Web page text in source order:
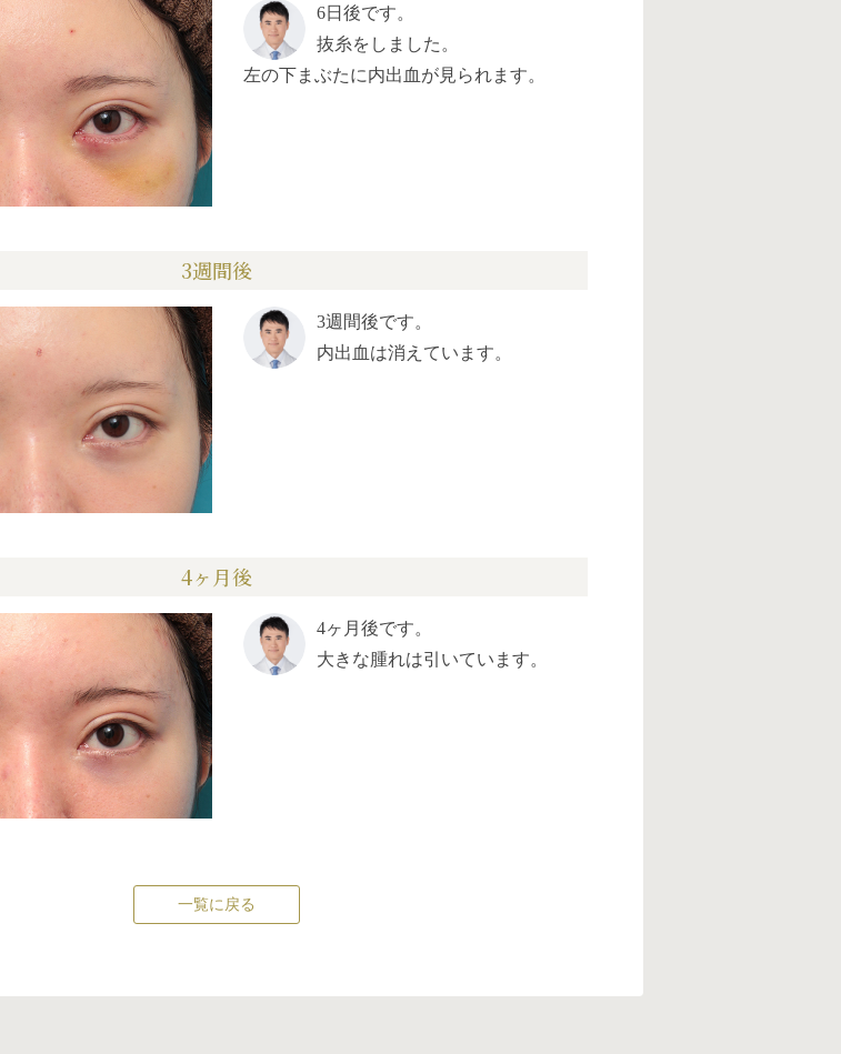
6日後です。
抜糸をしました。
左の下まぶたに内出血が見られます。
3週間後
3週間後です。
内出血は消えています。
4ヶ月後
4ヶ月後です。
大きな腫れは引いています。
一覧に戻る